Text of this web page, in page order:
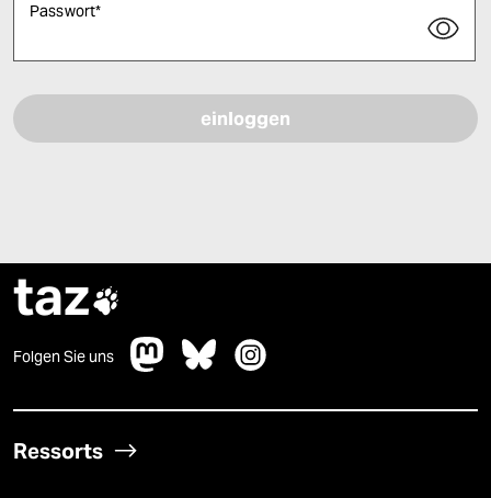
Passwort*
taz
Folgen Sie uns
Ressorts